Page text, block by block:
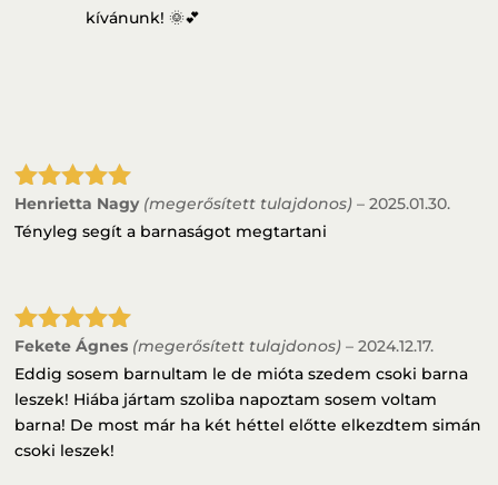
kívánunk! 🌞💕
Értékelés:
5/ 5
Henrietta Nagy (megerősített tulajdonos) – 2025.01.30.
Tényleg segít a barnaságot megtartani
Értékelés:
5/ 5
Fekete Ágnes (megerősített tulajdonos) – 2024.12.17.
Eddig sosem barnultam le de mióta szedem csoki barna
leszek! Hiába jártam szoliba napoztam sosem voltam
barna! De most már ha két héttel előtte elkezdtem simán
csoki leszek!